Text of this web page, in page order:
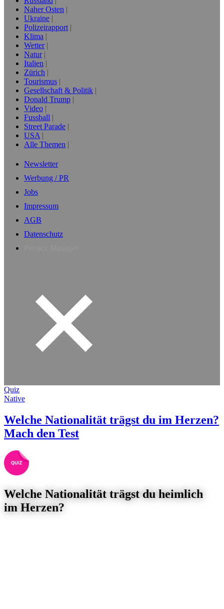
Naher Osten
Ukraine
Polizeirapport
Klima
Wetter
Natur
Italien
Zürich
Tourismus
Gesellschaft & Politik
Donald Trump
Video
Fussball
Street Parade
USA
Alle Themen
Newsletter
Werbung / PR
Jobs
Impressum
AGB
Datenschutz
Quiz
Native
Welche Nationalität trägst du im Herzen?
Mach den Test
Welche Nationalität trägst du heimlich
im Herzen?